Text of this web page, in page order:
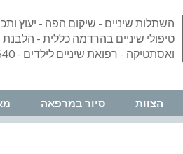
השתלות שיניים - שיקום הפה - יעוץ
טיפולי שיניים בהרדמה כללית - הלבנת
ואסתטיקה - רפואת שיניים לילדים - 08-6279640
הצוות סיור במרפאה